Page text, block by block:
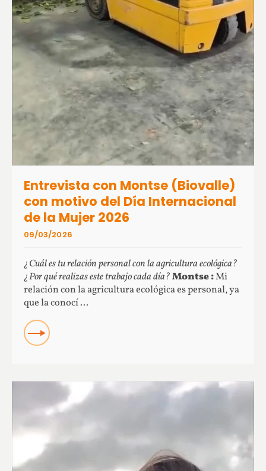
Entrevista con Montse (Biovalle)
con motivo del Día Internacional
de la Mujer 2026
¿Cuál es tu relación personal con la agricultura ecológica?
¿Por qué realizas este trabajo cada día?Montse :Mi
relación con la agricultura ecológica es personal, ya
que la conocí ...
READ
09/03/2026